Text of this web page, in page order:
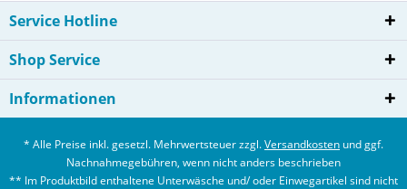
Service Hotline
Shop Service
Informationen
* Alle Preise inkl. gesetzl. Mehrwertsteuer zzgl.Versandkosten und ggf.
Nachnahmegebühren, wenn nicht anders beschrieben
** Im Produktbild enthaltene Unterwäsche und/ oder Einwegartikel sind nicht